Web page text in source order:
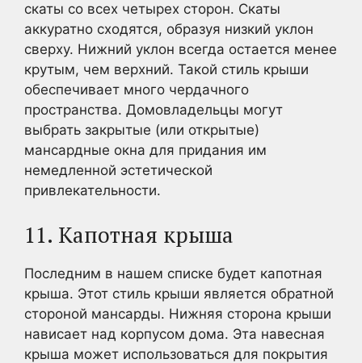
скаты со всех четырех сторон. Скаты
аккуратно сходятся, образуя низкий уклон
сверху. Нижний уклон всегда остается менее
крутым, чем верхний. Такой стиль крыши
обеспечивает много чердачного
пространства. Домовладельцы могут
выбрать закрытые (или открытые)
мансардные окна для придания им
немедленной эстетической
привлекательности.
11. Капотная крыша
Последним в нашем списке будет капотная
крыша. Этот стиль крыши является обратной
стороной мансарды. Нижняя сторона крыши
нависает над корпусом дома. Эта навесная
крыша может использоваться для покрытия